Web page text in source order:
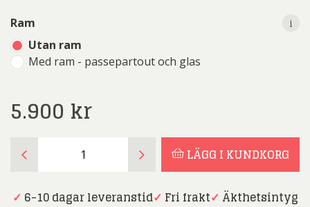
Ram
Utan ram
Med ram - passepartout och glas
i
5.900 kr
i
Haller
Senora
LÄGG I KUNDKORG
✓ 6-10 dagar leveranstid✓ Fri frakt✓ Äkthetsintyg